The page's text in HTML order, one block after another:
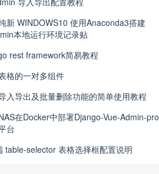
新 WINDOWS10 使用Anaconda3搭建
本地运行环境记录贴
rest framework简易教程
格的一对多组件
入导出及批量删除功能的简单使用教程
在Docker中部署Django-Vue-Admin-pro
台
table-selector 表格选择框配置说明